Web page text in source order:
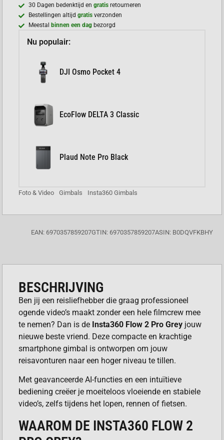
30 Dagen bedenktijd engratis retourneren
Bestellingen altijdgratisverzonden
Meestal
binnen een dag bezorgd
Nu populair:
DJI Osmo Pocket 4
EcoFlow DELTA 3 Classic
Plaud Note Pro Black
Foto & Video Gimbals Insta360 Gimbals
EAN: 6970357859207GTIN: 6970357859207ASIN: B0DQVFKBHY
BESCHRIJVING
Ben jij een reisliefhebber die graag professioneel
ogende video’s maakt zonder een hele filmcrew mee
te nemen? Dan is de Insta360 Flow 2 Pro Grey jouw
nieuwe beste vriend. Deze compacte en krachtige
smartphone gimbal is ontworpen om jouw
reisavonturen naar een hoger niveau te tillen.
Met geavanceerde AI-functies en een intuïtieve
bediening creëer je moeiteloos vloeiende en stabiele
video’s, zelfs tijdens het lopen, rennen of fietsen.
WAAROM DE INSTA360 FLOW 2